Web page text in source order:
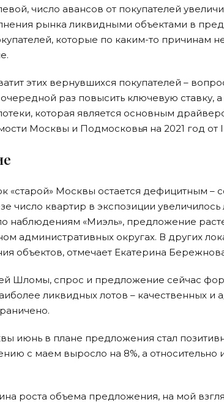
число авансов от покупателей
рынка ликвидными объектами в
которые по каким-то причинам
этих вернувшихся покупателей –
раз повысить ключевую ставку,
которая является основным
Москвы и Подмосковья на 2021 год от
«старой» Москвы остается дефицитным –
число квартир в экспозиции увеличилось
наблюдениям «Миэль», предложение
административных округах. В других
объектов, отмечает Екатерина
Шломы, спрос и предложение сейчас
ликвидных лотов – качественных и
июнь в плане предложения стал
с маем выросло на 8%, а относительно
роста объема предложения, на мой